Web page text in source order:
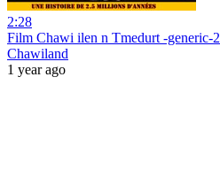
2:28
Film Chawi ilen n Tmedurt -generic-2
Chawiland
1 year ago